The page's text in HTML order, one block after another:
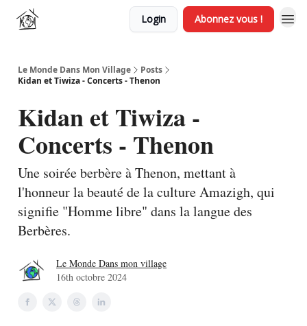
Login Abonnez vous !
Le Monde Dans Mon Village
Posts
Kidan et Tiwiza - Concerts - Thenon
Kidan et Tiwiza -
Concerts - Thenon
Une soirée berbère à Thenon, mettant à
l'honneur la beauté de la culture Amazigh, qui
signifie "Homme libre" dans la langue des
Berbères.
Le Monde Dans mon village
16th octobre 2024